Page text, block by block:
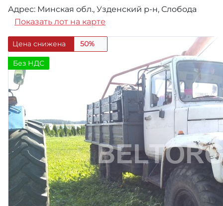
Адрес: Минская обл., Узденский р-н, Слобода
Показать лот на карте
Цена снижена 50%
Без НДС